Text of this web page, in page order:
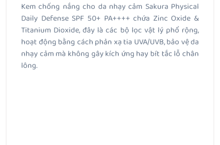
Kem chống nắng cho da nhạy cảm Sakura Physical
Daily Defense SPF 50+ PA++++ chứa Zinc Oxide &
Titanium Dioxide, đây là các bộ lọc vật lý phổ rộng,
hoạt động bằng cách phản xạ tia UVA/UVB, bảo vệ da
nhạy cảm mà không gây kích ứng hay bít tắc lỗ chân
lông.